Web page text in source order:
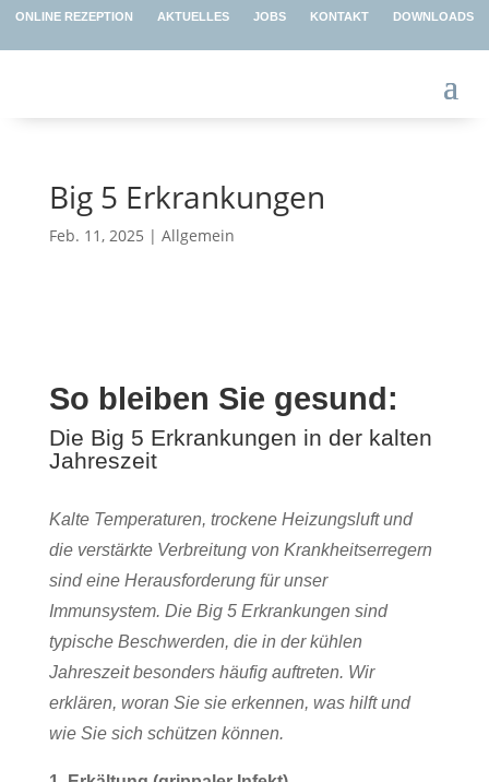
ONLINE REZEPTION AKTUELLES JOBS KONTAKT DOWNLOADS
Big 5 Erkrankungen
Feb. 11, 2025 | Allgemein
So bleiben Sie gesund:
Die Big 5 Erkrankungen in der kalten
Jahreszeit
Kalte Temperaturen, trockene Heizungsluft und
die verstärkte Verbreitung von Krankheitserregern
sind eine Herausforderung für unser
Immunsystem. Die Big 5 Erkrankungen sind
typische Beschwerden, die in der kühlen
Jahreszeit besonders häufig auftreten. Wir
erklären, woran Sie sie erkennen, was hilft und
wie Sie sich schützen können.